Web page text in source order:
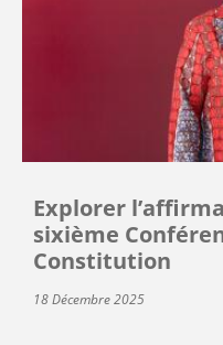
Explorer
sixième
Constitution
18 Décembre 2025